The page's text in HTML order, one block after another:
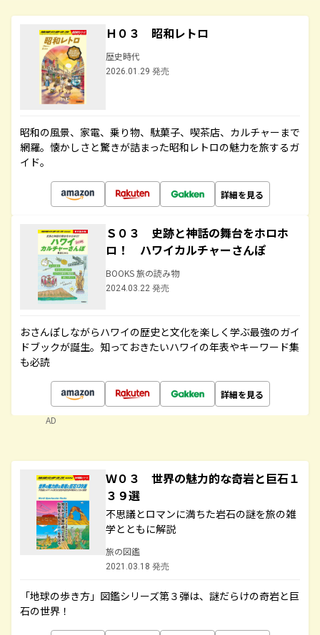
Ｈ０３ 昭和レトロ
歴史時代
2026.01.29 発売
昭和の風景、家電、乗り物、駄菓子、喫茶店、カルチャーまで
網羅。懐かしさと驚きが詰まった昭和レトロの魅力を旅するガ
イド。
詳細を見る
Ｓ０３ 史跡と神話の舞台をホロホ
ロ！ ハワイカルチャーさんぽ
BOOKS 旅の読み物
2024.03.22 発売
おさんぽしながらハワイの歴史と文化を楽しく学ぶ最強のガイ
ドブックが誕生。知っておきたいハワイの年表やキーワード集
も必読
詳細を見る
AD
Ｗ０３ 世界の魅力的な奇岩と巨石１
３９選
不思議とロマンに満ちた岩石の謎を旅の雑
学とともに解説
旅の図鑑
2021.03.18 発売
「地球の歩き方」図鑑シリーズ第３弾は、謎だらけの奇岩と巨
石の世界！